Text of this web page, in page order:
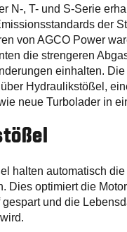
N-, T- und S-Serie
der
von AGCO Power
die strengeren
einhalten. Die
Hydraulikstößel,
neue Turbolader in
halten automatisch
Dies optimiert die
und die